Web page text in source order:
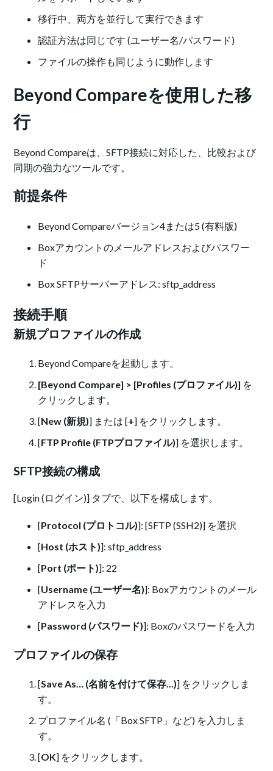
移行中、両方を並行して実行できます
認証方法は同じです (ユーザー名/パスワード)
ファイルの操作も同じように動作します
Beyond Compareを使用した移
行
Beyond Compareは、SFTP接続に対応した、比較および
同期の強力なツールです。
前提条件
Beyond Compareバージョン4または5 (有料版)
Boxアカウントのメールアドレスおよびパスワー
ド
Box SFTPサーバーアドレス: sftp_address
接続手順
新規プロファイルの作成
Beyond Compareを起動します。
[Beyond Compare] > [Profiles (プロファイル)] を
クリックします。
[New (新規)] または [+] をクリックします。
[FTP Profile (FTPプロファイル)] を選択します。
SFTP接続の構成
[Login (ログイン)] タブで、以下を構成します。
[Protocol (プロトコル)]: [SFTP (SSH2)] を選択
[Host (ホスト)]: sftp_address
[Port (ポート)]: 22
[Username (ユーザー名)]: Boxアカウントのメール
アドレスを入力
[Password (パスワード)]: Boxのパスワードを入力
プロファイルの保存
[Save As… (名前を付けて保存...)] をクリックしま
す。
プロファイル名 (「Box SFTP」など) を入力しま
す。
[OK] をクリックします。